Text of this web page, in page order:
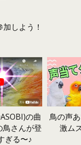
しよう！
の曲
鳥さんが登
ぎる〜♪
鳥の声
激ム